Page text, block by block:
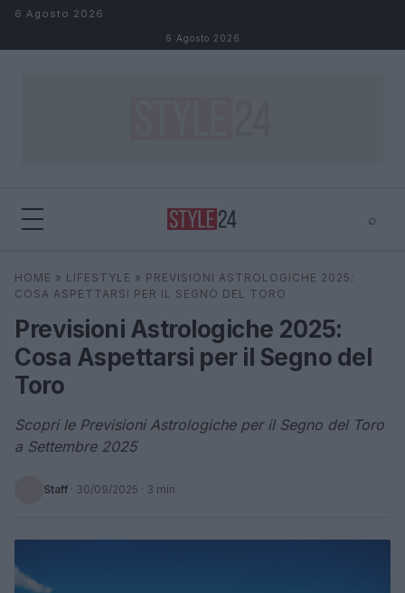
Salta al contenuto
6 Agosto 2026
6 Agosto 2026
⌕
Cerca ⌕
HOME » LIFESTYLE » PREVISIONI ASTROLOGICHE 2025:
COSA ASPETTARSI PER IL SEGNO DEL TORO
Previsioni Astrologiche 2025:
Cosa Aspettarsi per il Segno del
Toro
Scopri le Previsioni Astrologiche per il Segno del Toro
a Settembre 2025
Staff · 30/09/2025 · 3 min